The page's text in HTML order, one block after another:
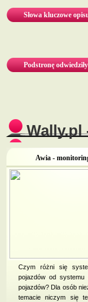
Słowa kluczowe
Podstronę
Wally.pl
Awia -
Czym różni się
pojazdów od systemu
pojazdów? Dla osób
temacie niczym się